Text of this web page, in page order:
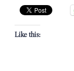
Like this: